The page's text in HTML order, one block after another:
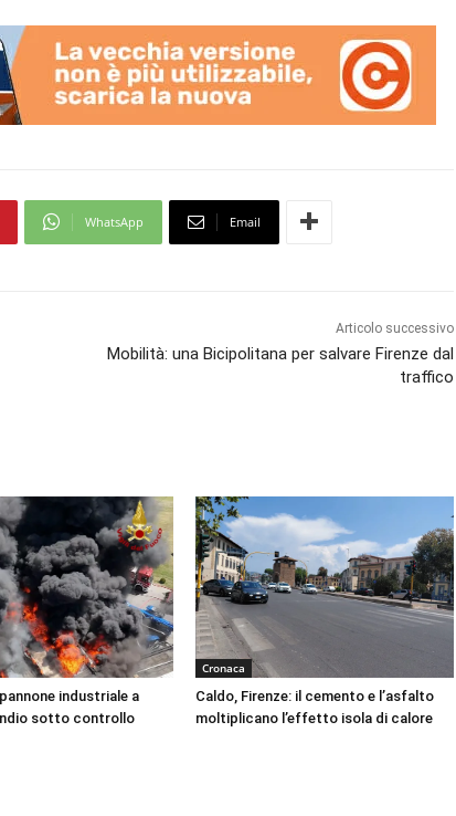
WhatsApp Email
Articolo successivo
Mobilità: una Bicipolitana per salvare Firenze dal
traffico
industriale a
sotto controllo
Cronaca
Caldo, Firenze: il cemento e l’asfalto
moltiplicano l’effetto isola di calore